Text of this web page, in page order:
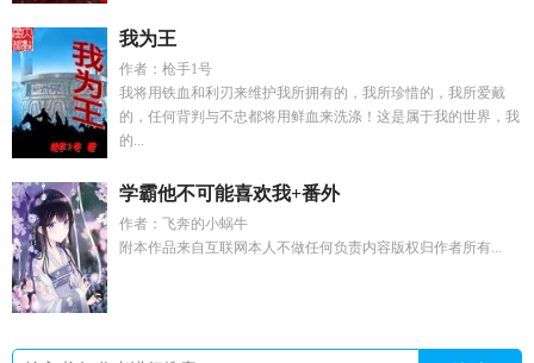
我为王
作者：枪手1号
我将用铁血和利刃来维护我所拥有的，我所珍惜的，我所爱戴
的，任何背判与不忠都将用鲜血来洗涤！这是属于我的世界，我
的...
学霸他不可能喜欢我+番外
作者：飞奔的小蜗牛
附本作品来自互联网本人不做任何负责内容版权归作者所有...